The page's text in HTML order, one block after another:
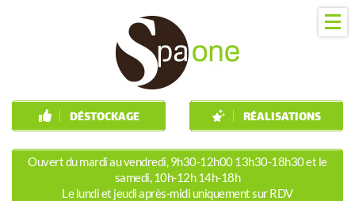
DÉSTOCKAGE RÉALISATIONS
Ouvert du mardi au vendredi, 9h30-12h00 13h30-18h30 et le
samedi, 10h-12h 14h-18h
Le lundi et jeudi après-midi uniquement sur RDV